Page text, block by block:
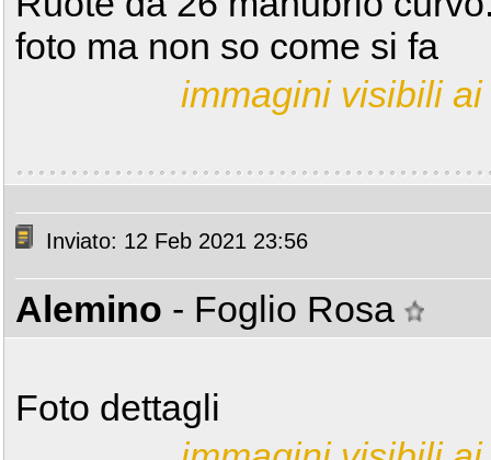
foto ma non so come si fa
immagini visibili
Inviato: 12 Feb 2021 23:56
Alemino - Foglio Rosa
Foto dettagli